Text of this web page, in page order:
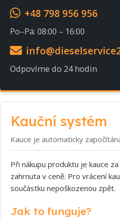
+48 798 956 956
Po–Pá: 08:00 – 16:00
Odpovíme do 24 hodin
Kauční systém
Kauce je automaticky
Při nákupu produktu je kauce
zahrnuta v ceně. Pro vrácení
součástku nepoškozenou zpět.
Jak to funguje?